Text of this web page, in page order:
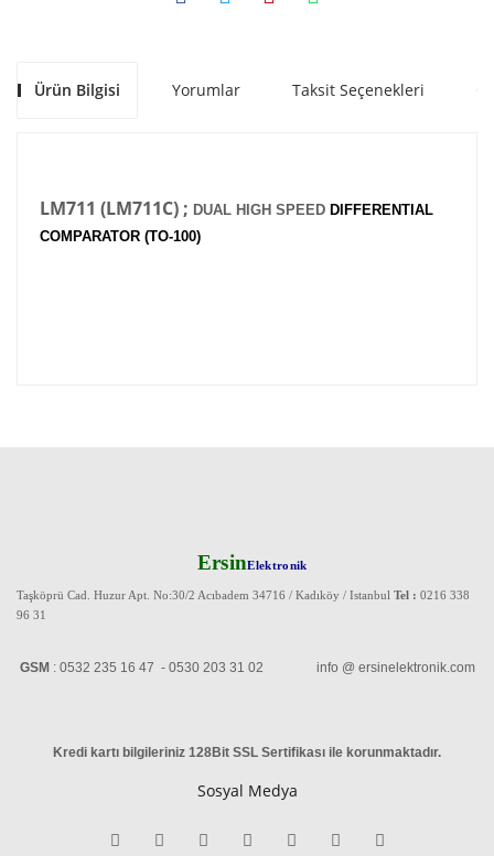
Ürün Bilgisi Yorumlar Taksit Seçenekleri
LM711 (LM711C) ; DUAL HIGH SPEED DIFFERENTIAL
COMPARATOR (TO-100)
ErsinElektronik
Taşköprü Cad. Huzur Apt. No:30/2 Acıbadem 34716 / Kadıköy / Istanbul Tel : 0216 338
96 31
GSM : 0532 235 16 47 - 0530 203 31 02 info @ ersinelektronik.com
Kredi kartı bilgileriniz 128Bit SSL Sertifikası ile korunmaktadır.
Sosyal Medya